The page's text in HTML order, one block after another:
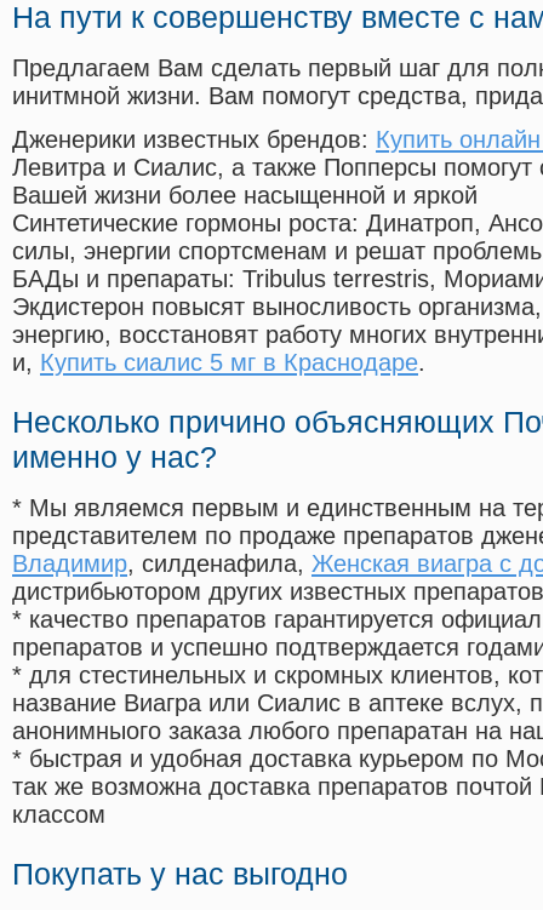
На пути к совершенству вместе с
Предлагаем Вам сделать первый шаг для
инитмной жизни. Вам помогут средства,
Дженерики известных брендов: Купить
Левитра и Сиалис, а также Попперсы помогут
Вашей жизни более насыщенной и яркой
Синтетические гормоны роста: Динатроп,
силы, энергии спортсменам и решат
БАДы и препараты: Tribulus terrestris,
Экдистерон повысят выносливость
энергию, восстановят работу многих
и, Купить сиалис 5 мг в Краснодаре.
Несколько причино объясняющих
именно у нас?
* Мы являемся первым и единственным на
представителем по продаже препаратов
Владимир, силденафила, Женская виагра с
дистрибьютором других известных препаратов
* качество препаратов гарантируется
препаратов и успешно подтверждается
* для стестинельных и скромных клиентов,
название Виагра или Сиалис в аптеке вслух,
анонимныого заказа любого препаратан на
* быстрая и удобная доставка курьером по
так же возможна доставка препаратов
классом
Покупать у нас выгодно